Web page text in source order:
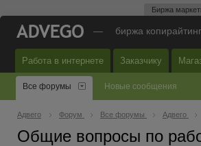
Биржа
— биржа
Работа в интернете Заказчику
Все форумы Новые сообщения
Адвего Форум Все форумы Адвего
Общие вопросы по